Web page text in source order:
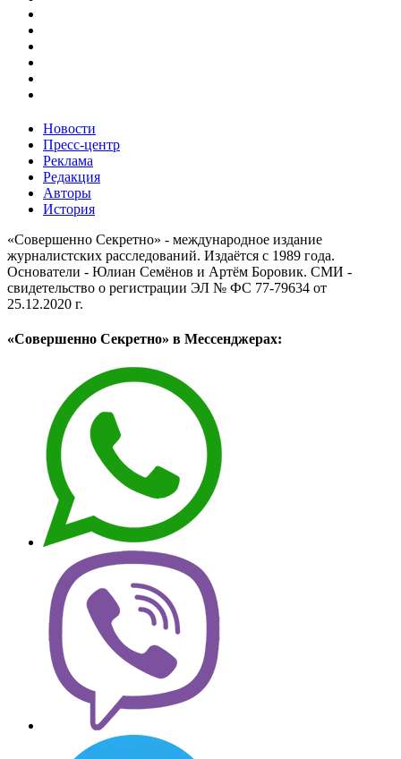
Новости
Пресс-центр
Реклама
Редакция
Авторы
История
«Совершенно Секретно» - международное издание
журналистских расследований. Издаётся с 1989 года.
Основатели - Юлиан Семёнов и Артём Боровик. CМИ -
свидетельство о регистрации ЭЛ № ФС 77-79634 от
25.12.2020 г.
«Совершенно Секретно» в Мессенджерах: